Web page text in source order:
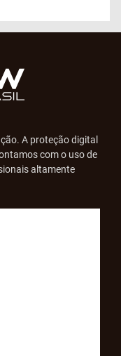
A proteção digital
com o uso de
altamente